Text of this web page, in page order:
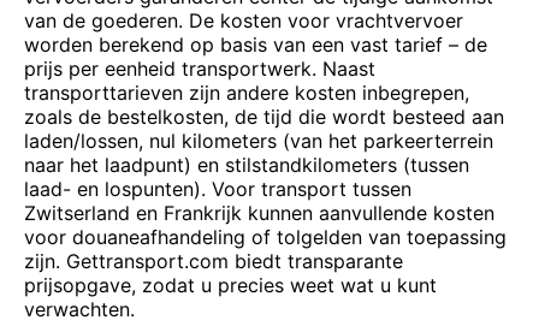
van de goederen. De kosten voor vrachtvervoer
worden berekend op basis van een vast tarief – de
prijs per eenheid transportwerk. Naast
transporttarieven zijn andere kosten inbegrepen,
zoals de bestelkosten, de tijd die wordt besteed aan
laden/lossen, nul kilometers (van het parkeerterrein
naar het laadpunt) en stilstandkilometers (tussen
laad- en lospunten). Voor transport tussen
Zwitserland en Frankrijk kunnen aanvullende kosten
voor douaneafhandeling of tolgelden van toepassing
zijn. Gettransport.com biedt transparante
prijsopgave, zodat u precies weet wat u kunt
verwachten.